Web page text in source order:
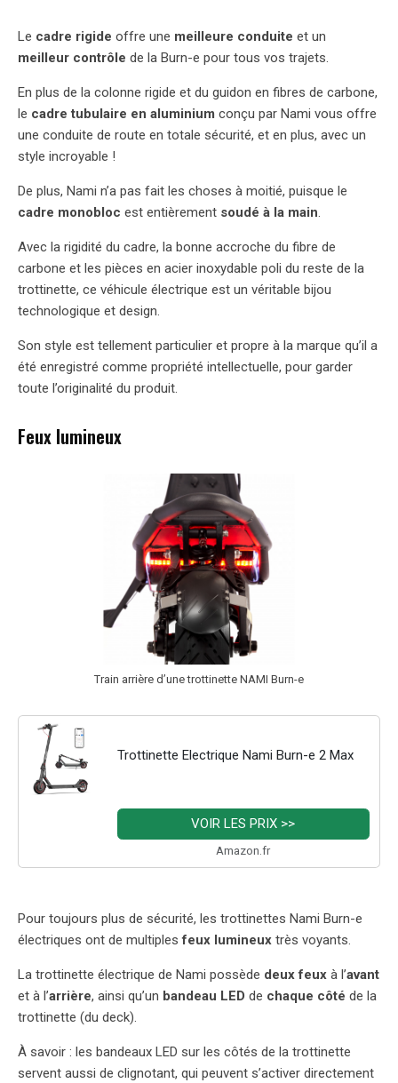
Le cadre rigide offre une meilleure conduite et un
meilleur contrôle de la Burn-e pour tous vos trajets.
En plus de la colonne rigide et du guidon en fibres de carbone,
le cadre tubulaire en aluminium conçu par Nami vous offre
une conduite de route en totale sécurité, et en plus, avec un
style incroyable !
De plus, Nami n’a pas fait les choses à moitié, puisque le
cadre monobloc est entièrement soudé à la main.
Avec la rigidité du cadre, la bonne accroche du fibre de
carbone et les pièces en acier inoxydable poli du reste de la
trottinette, ce véhicule électrique est un véritable bijou
technologique et design.
Son style est tellement particulier et propre à la marque qu’il a
été enregistré comme propriété intellectuelle, pour garder
toute l’originalité du produit.
Feux lumineux
Train arrière d’une trottinette NAMI Burn-e
Trottinette Electrique Nami Burn-e 2 Max
VOIR LES PRIX >>
Amazon.fr
Pour toujours plus de sécurité, les trottinettes Nami Burn-e
électriques ont de multiplesfeux lumineux très voyants.
La trottinette électrique de Nami possède deux feux à l’avant
et à l’arrière, ainsi qu’un bandeau LED de chaque côté de la
trottinette (du deck).
À savoir : les bandeaux LED sur les côtés de la trottinette
servent aussi de clignotant, qui peuvent s’activer directement